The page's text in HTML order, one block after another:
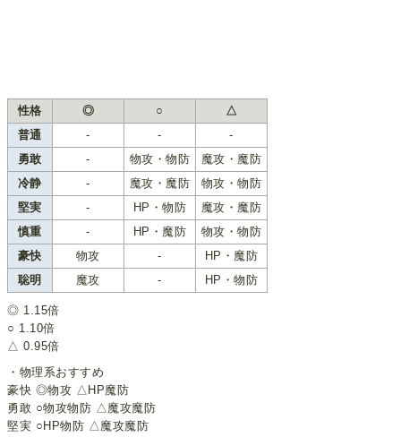
性格 ◎ ○
△
普通
- -
-
勇敢
- 物攻・物防
魔攻・魔防
冷静
- 魔攻・魔防
物攻・物防
堅実
- HP・物防
魔攻・魔防
慎重
- HP・魔防
物攻・物防
豪快
物攻 -
HP・魔防
聡明
魔攻 - HP・物防
◎ 1.15倍
○ 1.10倍
△ 0.95倍
・物理系おすすめ
豪快 ◎物攻 △HP魔防
勇敢 ○物攻物防 △魔攻魔防
堅実 ○HP物防 △魔攻魔防